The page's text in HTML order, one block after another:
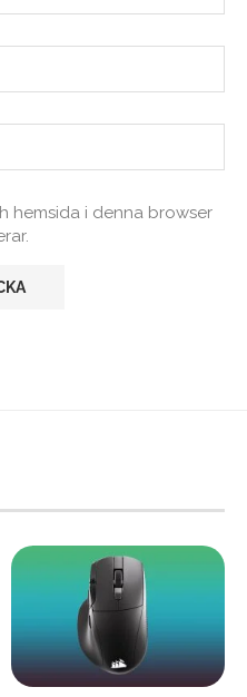
hemsida i denna browser